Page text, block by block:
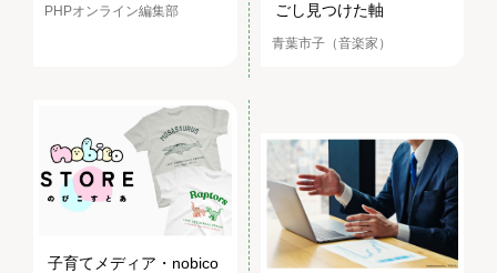
PHPオンライン編集部
ごし見つけた軸
青葉市子（音楽家）
子育てメディア・nobico